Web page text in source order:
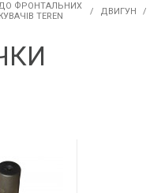
ФРОНТАЛЬНИХ
TEREN
ДВИГУН